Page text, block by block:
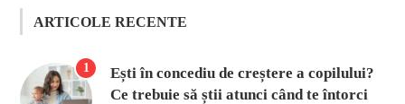
ARTICOLE RECENTE
1
Ești în concediu de creștere a copilului?
Ce trebuie să știi atunci când te întorci